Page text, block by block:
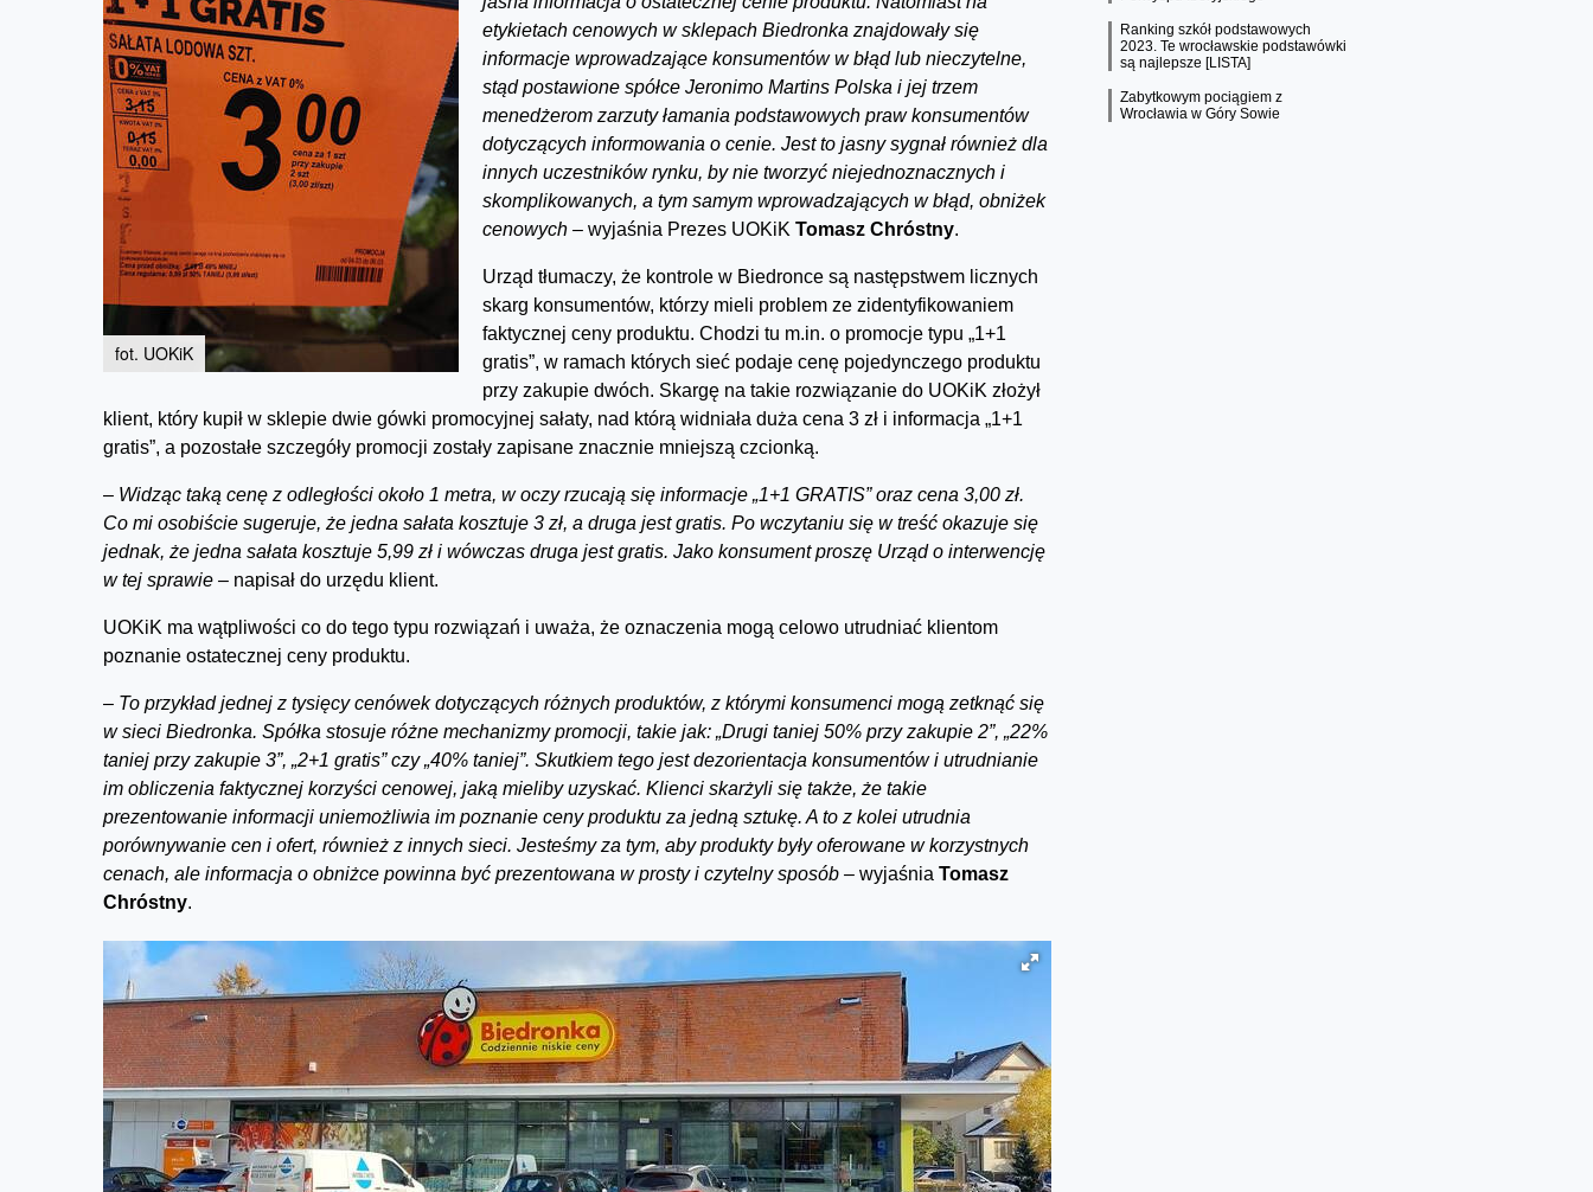
fot. UOKiK
etykietach cenowych w sklepach Biedronka znajdowały się
informacje wprowadzające konsumentów w błąd lub nieczytelne,
stąd postawione spółce Jeronimo Martins Polska i jej trzem
menedżerom zarzuty łamania podstawowych praw konsumentów
dotyczących informowania o cenie. Jest to jasny sygnał również dla
innych uczestników rynku, by nie tworzyć niejednoznacznych i
skomplikowanych, a tym samym wprowadzających w błąd, obniżek
cenowych – wyjaśnia Prezes UOKiK Tomasz Chróstny.
Urząd tłumaczy, że kontrole w Biedronce są następstwem licznych
skarg konsumentów, którzy mieli problem ze zidentyfikowaniem
faktycznej ceny produktu. Chodzi tu m.in. o promocje typu „1+1
gratis”, w ramach których sieć podaje cenę pojedynczego produktu
przy zakupie dwóch. Skargę na takie rozwiązanie do UOKiK złożył
klient, który kupił w sklepie dwie gówki promocyjnej sałaty, nad którą widniała duża cena 3 zł i informacja „1+1
gratis”, a pozostałe szczegóły promocji zostały zapisane znacznie mniejszą czcionką.
– Widząc taką cenę z odległości około 1 metra, w oczy rzucają się informacje „1+1 GRATIS” oraz cena 3,00 zł.
Co mi osobiście sugeruje, że jedna sałata kosztuje 3 zł, a druga jest gratis. Po wczytaniu się w treść okazuje się
jednak, że jedna sałata kosztuje 5,99 zł i wówczas druga jest gratis. Jako konsument proszę Urząd o interwencję
w tej sprawie – napisał do urzędu klient.
UOKiK ma wątpliwości co do tego typu rozwiązań i uważa, że oznaczenia mogą celowo utrudniać klientom
poznanie ostatecznej ceny produktu.
– To przykład jednej z tysięcy cenówek dotyczących różnych produktów, z którymi konsumenci mogą zetknąć się
w sieci Biedronka. Spółka stosuje różne mechanizmy promocji, takie jak: „Drugi taniej 50% przy zakupie 2”, „22%
taniej przy zakupie 3”, „2+1 gratis” czy „40% taniej”. Skutkiem tego jest dezorientacja konsumentów i utrudnianie
im obliczenia faktycznej korzyści cenowej, jaką mieliby uzyskać. Klienci skarżyli się także, że takie
prezentowanie informacji uniemożliwia im poznanie ceny produktu za jedną sztukę. A to z kolei utrudnia
porównywanie cen i ofert, również z innych sieci. Jesteśmy za tym, aby produkty były oferowane w korzystnych
cenach, ale informacja o obniżce powinna być prezentowana w prosty i czytelny sposób – wyjaśnia Tomasz
Chróstny.
Ranking szkół podstawowych
2023. Te wrocławskie podstawówki
są najlepsze [LISTA]
Zabytkowym pociągiem z
Wrocławia w Góry Sowie